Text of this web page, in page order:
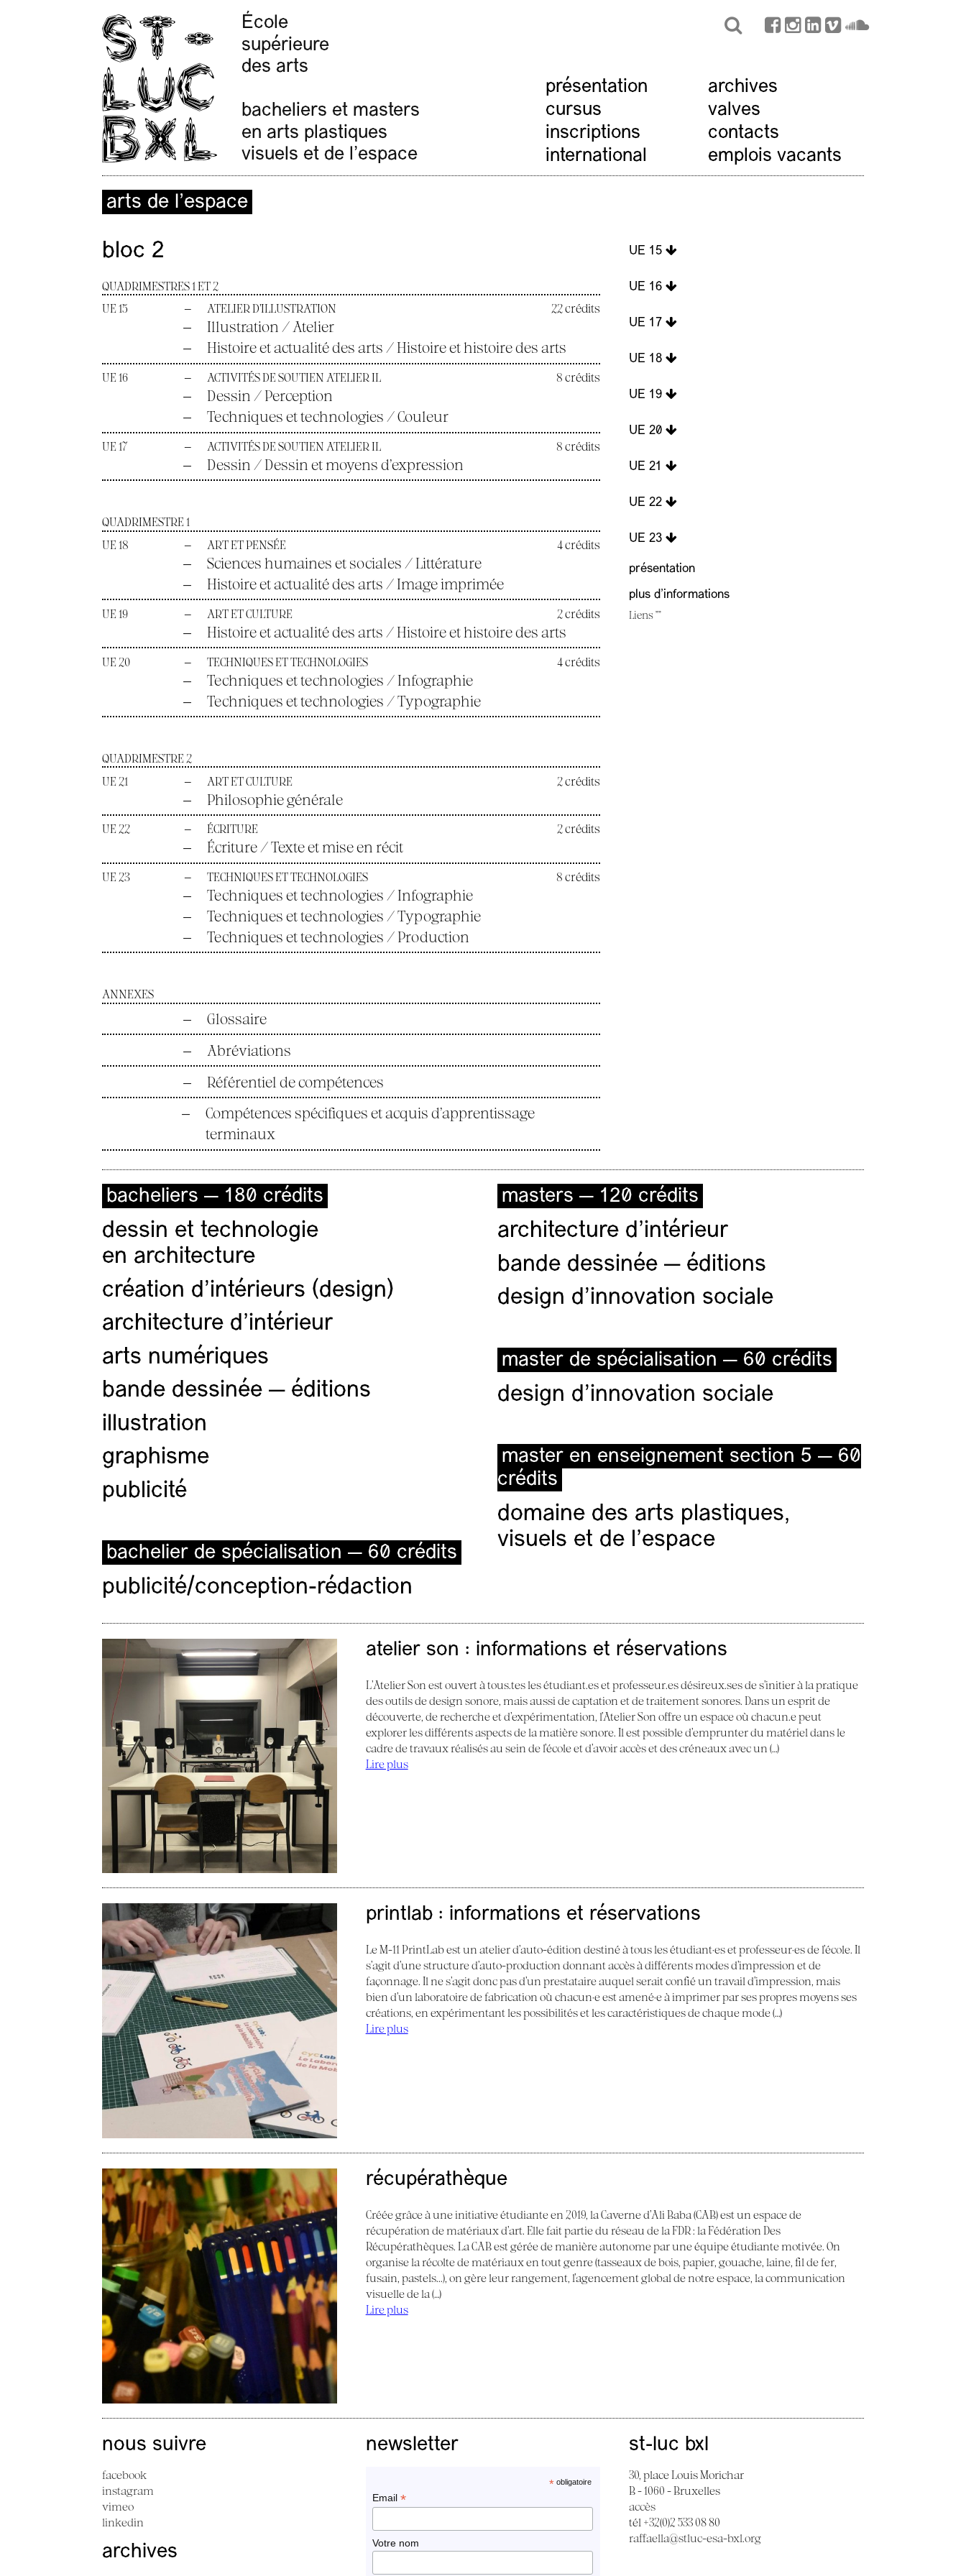
École
supérieure
des arts
bacheliers et masters
en arts plastiques
visuels et de l'espace
présentation
cursus
inscriptions
international
archives
valves
contacts
emplois vacants
arts de l’espace
bloc 2
QUADRIMESTRES 1 ET 2
UE 15
— ATELIER D’ILLUSTRATION 22 crédits
—
Illustration / Atelier
—
Histoire et actualité des arts / Histoire et histoire des arts
UE 16 — ACTIVITÉS DE SOUTIEN ATELIER IL 8 crédits
—
Dessin / Perception
—
Techniques et technologies / Couleur
UE 17 — ACTIVITÉS DE SOUTIEN ATELIER IL 8 crédits
— Dessin / Dessin et moyens d’expression
QUADRIMESTRE 1
UE 18
— ART ET PENSÉE 4 crédits
—
Sciences humaines et sociales / Littérature
—
Histoire et actualité des arts / Image imprimée
UE 19 — ART ET CULTURE 2 crédits
— Histoire et actualité des arts / Histoire et histoire des arts
UE 20 — TECHNIQUES ET TECHNOLOGIES 4 crédits
—
Techniques et technologies / Infographie
—
Techniques et technologies / Typographie
QUADRIMESTRE 2
UE 21
— ART ET CULTURE 2 crédits
— Philosophie générale
UE 22 — ÉCRITURE 2 crédits
— Écriture / Texte et mise en récit
UE 23 — TECHNIQUES ET TECHNOLOGIES 8 crédits
—
Techniques et technologies / Infographie
—
Techniques et technologies / Typographie
—
Techniques et technologies / Production
ANNEXES
—
Glossaire
—
Abréviations
—
Référentiel de compétences
—
Compétences spécifiques et acquis d’apprentissage
terminaux
UE 15
UE 16
UE 17
UE 18
UE 19
UE 20
UE 21
UE 22
UE 23
présentation
plus d'informations
Liens ""
bacheliers — 180 crédits
dessin et technologie
en architecture
création d'intérieurs (design)
architecture d’intérieur
arts numériques
bande dessinée — éditions
illustration
graphisme
publicité
bachelier de spécialisation — 60 crédits
publicité/conception-rédaction
masters — 120 crédits
architecture d’intérieur
bande dessinée — éditions
design d'innovation sociale
master de spécialisation — 60 crédits
design d'innovation sociale
master en enseignement section 5 — 60
crédits
domaine des arts plastiques,
visuels et de l’espace
atelier son : informations et réservations
L’Atelier Son est ouvert à tous.tes les étudiant.es et professeur.es désireux.ses de s’initier à la pratique
des outils de design sonore, mais aussi de captation et de traitement sonores. Dans un esprit de
découverte, de recherche et d’expérimentation, l’Atelier Son offre un espace où chacun.e peut
explorer les différents aspects de la matière sonore. Il est possible d’emprunter du matériel dans le
cadre de travaux réalisés au sein de l’école et d’avoir accès et des créneaux avec un (…)
Lire plus
printlab : informations et réservations
Le M-11 PrintLab est un atelier d’auto-édition destiné à tous les étudiant·es et professeur·es de l’école. Il
s’agit d’une structure d’auto-production donnant accès à différents modes d’impression et de
façonnage. Il ne s’agit donc pas d’un prestataire auquel serait confié un travail d’impression, mais
bien d’un laboratoire de fabrication où chacun·e est amené·e à imprimer par ses propres moyens ses
créations, en expérimentant les possibilités et les caractéristiques de chaque mode (…)
Lire plus
récupérathèque
Créée grâce à une initiative étudiante en 2019, la Caverne d’Ali Baba (CAB) est un espace de
récupération de matériaux d’art. Elle fait partie du réseau de la FDR : la Fédération Des
Récupérathèques. La CAB est gérée de manière autonome par une équipe étudiante motivée. On
organise la récolte de matériaux en tout genre (tasseaux de bois, papier, gouache, laine, fil de fer,
fusain, pastels...), on gère leur rangement, l’agencement global de notre espace, la communication
visuelle de la (…)
Lire plus
nous suivre
facebook
instagram
vimeo
linkedin
archives
newsletter
*obligatoire
Email*
Votre nom
st-luc bxl
30, place Louis Morichar
B - 1060 - Bruxelles
accès
tél +32(0)2 533 08 80
raffaella@stluc-esa-bxl.org